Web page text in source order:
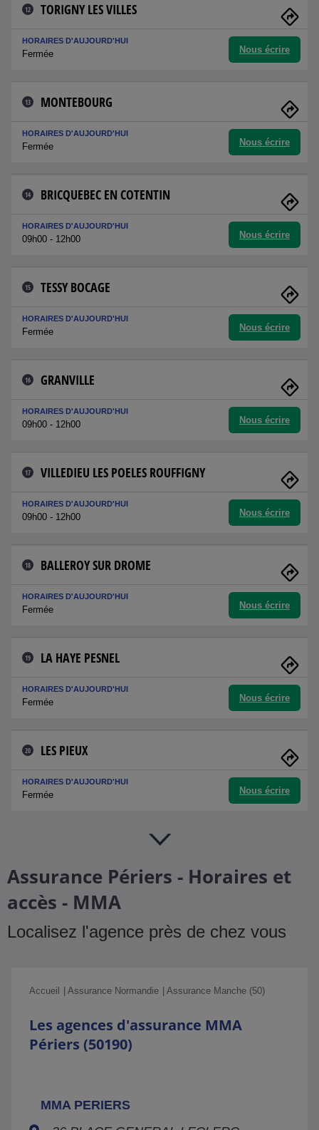
12 TORIGNY LES VILLES
HORAIRES D'AUJOURD'HUI
Fermée Nous écrire
13 MONTEBOURG
HORAIRES D'AUJOURD'HUI
Fermée Nous écrire
14 BRICQUEBEC EN COTENTIN
HORAIRES D'AUJOURD'HUI
09h00 - 12h00 Nous écrire
15 TESSY BOCAGE
HORAIRES D'AUJOURD'HUI
Fermée Nous écrire
16 GRANVILLE
HORAIRES D'AUJOURD'HUI
09h00 - 12h00 Nous écrire
17 VILLEDIEU LES POELES ROUFFIGNY
HORAIRES D'AUJOURD'HUI
09h00 - 12h00 Nous écrire
18 BALLEROY SUR DROME
HORAIRES D'AUJOURD'HUI
Fermée Nous écrire
19 LA HAYE PESNEL
HORAIRES D'AUJOURD'HUI
Fermée Nous écrire
20 LES PIEUX
HORAIRES D'AUJOURD'HUI
Fermée Nous écrire
Assurance Périers - Horaires et
accès - MMA
Localisez l'agence près de chez vous
Accueil Assurance Normandie Assurance Manche (50)
Les agences d'assurance MMA
Périers (50190)
MMA PERIERS